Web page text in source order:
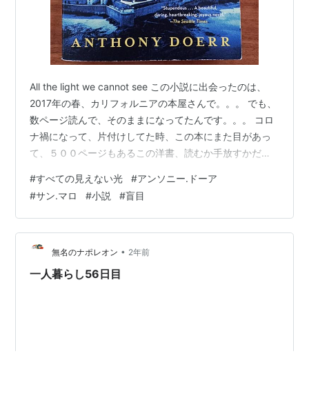
All the light we cannot see この小説に出会ったのは、
2017年の春、カリフォルニアの本屋さんで。。。 でも、
数ページ読んで、そのままになってたんです。。。 コロ
ナ禍になって、片付けしてた時、この本にまた目があっ
て、５００ページもあるこの洋書、読むか手放すかだ
た。。。 心が揺さぶられる小説でした。未だ、これを超
えるものに出会ってません。。。 盲目の少女と若い兵士
の物語なのですが。。。 戦争に翻弄される二人の人生、
舞台は、フランスとドイツを交差するし、 年代も、1944
年から、始まり、また、二人の幼少期にも遡り、そ…
#すべての見えない光 #アンソニー.ドーア
#サン.マロ #小説 #盲目
無名のナポレオン • 2年前
一人暮らし56日目